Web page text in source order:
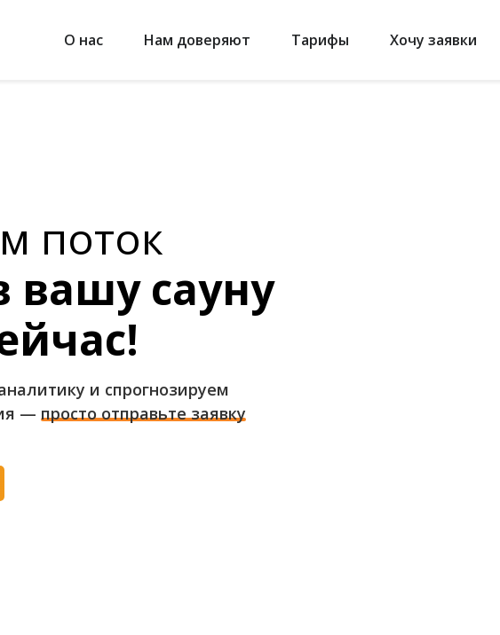
О нас Нам доверяют Тарифы Хочу заявки
поток
вашу сауну
и спрогнозируем
— просто отправьте заявку